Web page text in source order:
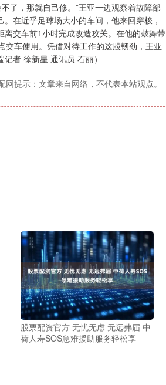
了，那就自己修。”王亚一边观察着故障部
在近乎足球场大小的车间，他来回穿梭，
交车前1小时完成改造攻关。在他的鼓舞带
车使用。凭借对待工作的这股韧劲，王亚
者 徐新星 通讯员 石丽）
网提示：文章来自网络，不代表本站观点。
股票配资官方 无忧无虑 无远弗届 中
荷人寿SOS急难援助服务轻松享